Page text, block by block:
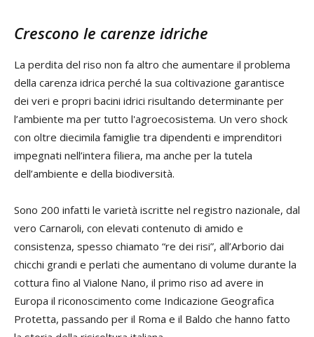
Crescono le carenze idriche
La perdita del riso non fa altro che aumentare il problema
della carenza idrica perché la sua coltivazione garantisce
dei veri e propri bacini idrici risultando determinante per
l’ambiente ma per tutto l'agroecosistema. Un vero shock
con oltre diecimila famiglie tra dipendenti e imprenditori
impegnati nell’intera filiera, ma anche per la tutela
dell’ambiente e della biodiversità.
Sono 200 infatti le varietà iscritte nel registro nazionale, dal
vero Carnaroli, con elevati contenuto di amido e
consistenza, spesso chiamato “re dei risi”, all’Arborio dai
chicchi grandi e perlati che aumentano di volume durante la
cottura fino al Vialone Nano, il primo riso ad avere in
Europa il riconoscimento come Indicazione Geografica
Protetta, passando per il Roma e il Baldo che hanno fatto